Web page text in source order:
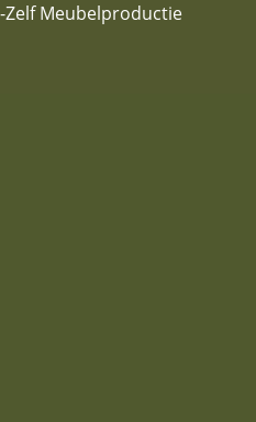
Zelf Meubelproductie